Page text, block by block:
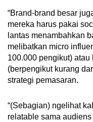
“Brand-brand besar
mereka harus pakai
lantas menambahkan
melibatkan micro
100.000 pengikut)
(berpengikut kurang
strategi pemasaran.
“(Sebagian) ngelihat
relatable sama